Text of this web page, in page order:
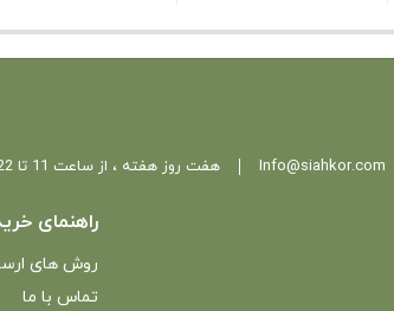
Info@siahkor.com هفت روز هفته ، از ساعت 11 تا 22 پاسخگوی شما هستیم.
راهنمای
روش های
تماس با ما